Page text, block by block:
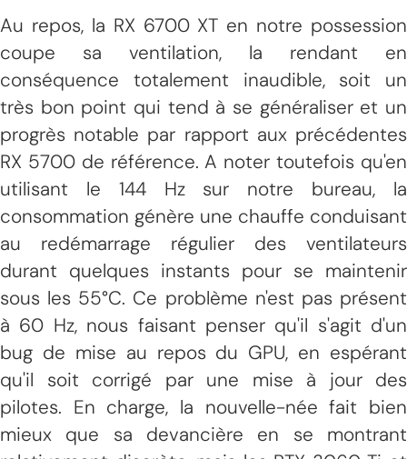
Au repos, la RX 6700 XT en notre possession
coupe sa ventilation, la rendant en
conséquence totalement inaudible, soit un
très bon point qui tend à se généraliser et un
progrès notable par rapport aux précédentes
RX 5700 de référence. A noter toutefois qu'en
utilisant le 144 Hz sur notre bureau, la
consommation génère une chauffe conduisant
au redémarrage régulier des ventilateurs
durant quelques instants pour se maintenir
sous les 55°C. Ce problème n'est pas présent
à 60 Hz, nous faisant penser qu'il s'agit d'un
bug de mise au repos du GPU, en espérant
qu'il soit corrigé par une mise à jour des
pilotes. En charge, la nouvelle-née fait bien
mieux que sa devancière en se montrant